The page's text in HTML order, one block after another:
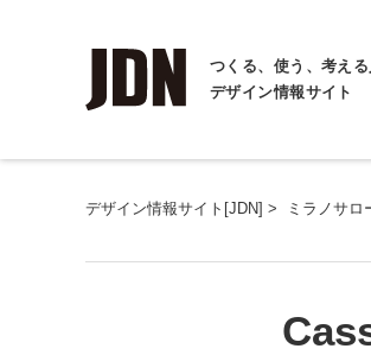
つくる、使う、考え
デザイン情報サイト
デザイン情報サイト[JDN] > ミラノサ